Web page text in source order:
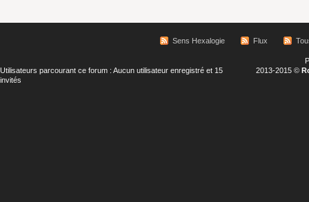
Sens Hexalogie Flux
Utilisateurs parcourant ce forum : Aucun utilisateur enregistré et 15
invités
2013-2015 ©